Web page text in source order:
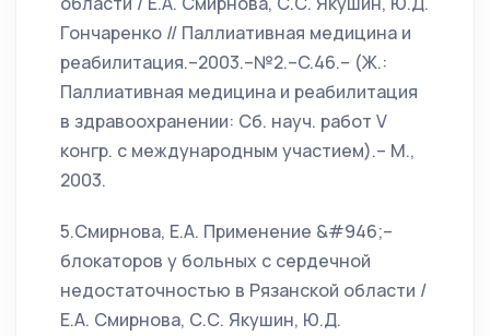
Гончаренко // Паллиативная медицина и
реабилитация.–2003.–№2.–C.46.– (Ж.:
Паллиативная медицина и реабилитация
в здравоохранении: Сб. науч. работ V
конгр. с международным участием).– М.,
2003.
5.Смирнова, Е.А. Применение &#946;–
блокаторов у больных с сердечной
недостаточностью в Рязанской области /
Е.А. Смирнова, С.С. Якушин, Ю.Д.